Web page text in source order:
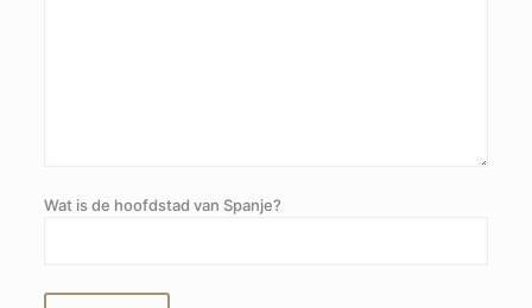
Wat is de hoofdstad van Spanje?